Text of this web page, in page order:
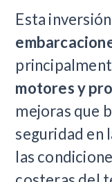
Esta
motores y
mejoras que
seguridad en
las